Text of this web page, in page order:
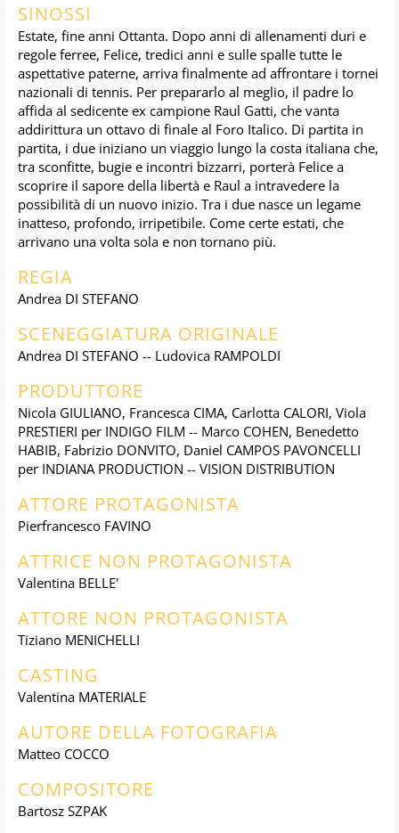
SINOSSI
Estate, fine anni Ottanta. Dopo anni di allenamenti duri e
regole ferree, Felice, tredici anni e sulle spalle tutte le
aspettative paterne, arriva finalmente ad affrontare i tornei
nazionali di tennis. Per prepararlo al meglio, il padre lo
affida al sedicente ex campione Raul Gatti, che vanta
addirittura un ottavo di finale al Foro Italico. Di partita in
partita, i due iniziano un viaggio lungo la costa italiana che,
tra sconfitte, bugie e incontri bizzarri, porterà Felice a
scoprire il sapore della libertà e Raul a intravedere la
possibilità di un nuovo inizio. Tra i due nasce un legame
inatteso, profondo, irripetibile. Come certe estati, che
arrivano una volta sola e non tornano più.
REGIA
Andrea DI STEFANO
SCENEGGIATURA ORIGINALE
Andrea DI STEFANO -- Ludovica RAMPOLDI
PRODUTTORE
Nicola GIULIANO, Francesca CIMA, Carlotta CALORI, Viola
PRESTIERI per INDIGO FILM -- Marco COHEN, Benedetto
HABIB, Fabrizio DONVITO, Daniel CAMPOS PAVONCELLI
per INDIANA PRODUCTION -- VISION DISTRIBUTION
ATTORE PROTAGONISTA
Pierfrancesco FAVINO
ATTRICE NON PROTAGONISTA
Valentina BELLE'
ATTORE NON PROTAGONISTA
Tiziano MENICHELLI
CASTING
Valentina MATERIALE
AUTORE DELLA FOTOGRAFIA
Matteo COCCO
COMPOSITORE
Bartosz SZPAK